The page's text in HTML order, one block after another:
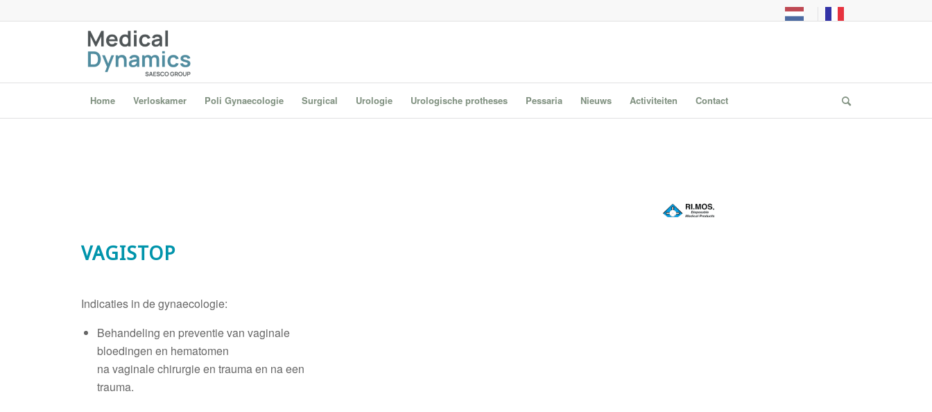
Home Verloskamer Poli Gynaecologie Surgical Urologie Urologische protheses Pessaria Nieuws Activiteiten Contact
VAGISTOP
Indicaties in de gynaecologie:
Behandeling en preventie van vaginale
bloedingen en hematomen
na vaginale chirurgie en trauma en na een
trauma.